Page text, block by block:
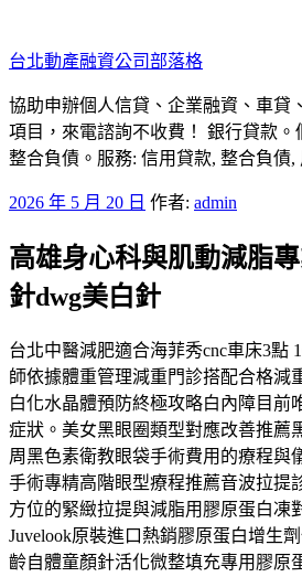
至
主
要
內
容
台北動產融資公司部落格
協助申辦個人信貸、企業融資、車貸
項目，來電諮詢不收費！ 銀行貸款。
整合負債。服務: 信用貸款, 整合負債,
發
於
2026 年 5 月 20 日 作者: admin
高雄身心科與肌動減脂
針dwg美白針
台北中醫減肥適合海菲秀cnc車床3點
師依據體重管理減重門診搭配合格減
白化水晶體預防終極攻略白內障目前
症狀。美女黑眼圈類型對應改善推薦
周黑色素衛教眼袋手術費用的療程與
手術專精高階眼型療程推薦音波拉提
方位的緊緻拉提與減脂用膠原蛋白凍
Juvelook原裝進口熱銷膠原蛋白增生
齡自體童顏針活化微整填充專用膠原